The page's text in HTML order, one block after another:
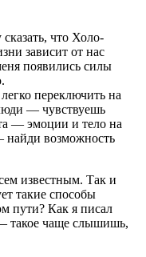
что Холо-
зависит от нас
появились силы
переключить на
— чувствуешь
— эмоции и тело на
возможность
известным. Так и
такие способы
пути? Как я писал
такое чаще слышишь,